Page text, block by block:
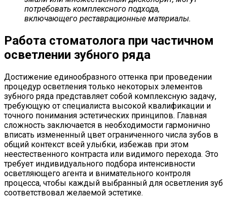
потребовать комплексного подхода,
включающего реставрационные материалы.
Работа стоматолога при частичном
осветлении зубного ряда
Достижение единообразного оттенка при проведении
процедур осветления только некоторых элементов
зубного ряда представляет собой комплексную задачу,
требующую от специалиста высокой квалификации и
точного понимания эстетических принципов. Главная
сложность заключается в необходимости гармонично
вписать измененный цвет ограниченного числа зубов в
общий контекст всей улыбки, избежав при этом
неестественного контраста или видимого перехода. Это
требует индивидуального подбора интенсивности
осветляющего агента и внимательного контроля
процесса, чтобы каждый выбранный для осветления зуб
соответствовал желаемой эстетике.